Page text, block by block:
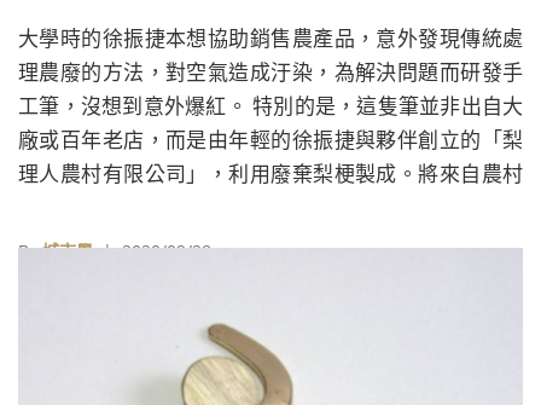
大學時的徐振捷本想協助銷售農產品，意外發現傳統處
理農廢的方法，對空氣造成汙染，為解決問題而研發手
工筆，沒想到意外爆紅。 特別的是，這隻筆並非出自大
廠或百年老店，而是由年輕的徐振捷與夥伴創立的「梨
理人農村有限公司」，利用廢棄梨梗製成。將來自農村
重獲新生。
By城市學| 2020/09/28